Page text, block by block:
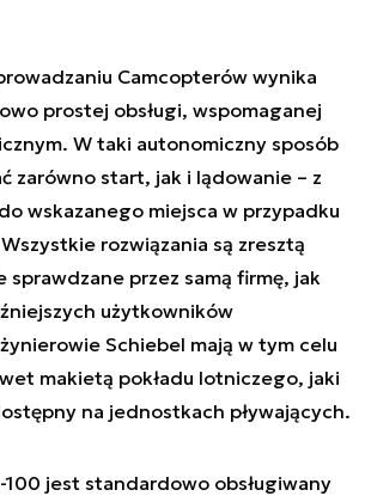
Camcopterów wynika
prostej obsługi, wspomaganej
W taki autonomiczny sposób
zarówno start, jak i lądowanie – z
wskazanego miejsca w przypadku
rozwiązania są zresztą
sprawdzane przez samą firmę, jak
użytkowników
Schiebel mają w tym celu
makietą pokładu lotniczego, jaki
na jednostkach pływających.
100 jest standardowo obsługiwany